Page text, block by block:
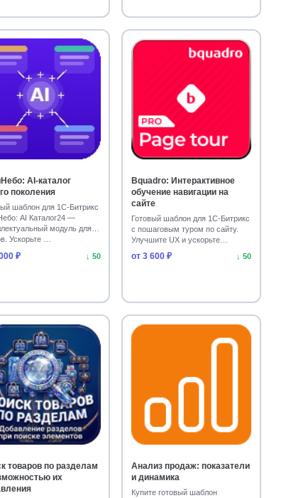
AI-каталог
поколения
шаблон для 1С-Битрикс
AI Каталог24 —
модуль для
Ускорьте …
₽ ↓ 50
Bquadro: Интерактивное
обучение навигации на
сайте
Готовый шаблон для 1С-Битрикс
с пошаговым туром по сайту.
Улучшите UX и ускорьте
адаптацию пользоват…
от 3 600 ₽ ↓ 50
товаров по разделам
их
Анализ продаж: показатели
и динамика
Купите готовый шаблон